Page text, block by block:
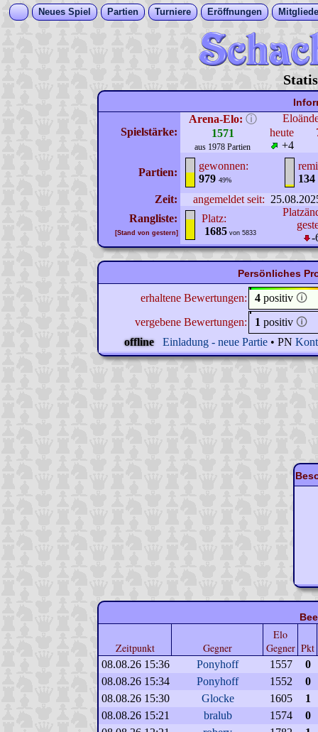
Neues Spiel Partien Turniere Eröffnungen
Spielstärke:
Arena-Elo: ⓘ
1571
aus 1978 Partien
heute
+4
Partien:
gewonnen:
979 49%
134
Zeit:
angemeldet seit:
Rangliste:
[Stand von gestern]
Platz:
1685 von 5833
-
Persönliches
erhaltene Bewertungen: 4 positiv 🛈
vergebene Bewertungen:
1 positiv 🛈
offline
Einladung - neue Partie • PN
Zeitpunkt Gegner
Elo
Gegner Pkt
08.08.26 15:36 Ponyhoff 1557
0
08.08.26 15:34
Ponyhoff 1552
0
08.08.26 15:30
Glocke 1605
1
08.08.26 15:21
bralub 1574
0